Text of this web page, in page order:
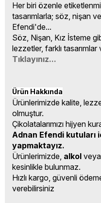
Her biri özenle
tasarımlarla; söz, nişan
Efendi'de...
Söz, Nişan, Kız İsteme
lezzetler, farklı
Tıklayınız...
Ürün Hakkında
Ürünlerimizde kalite,
olmuştur.
Çikolatalarımızı hijyen
Adnan Efendi kutuları
yapmaktayız.
Ürünlerimizde, alkol veya
kesinlikle bulunmaz.
Hızlı kargo, güvenli
verebilirsiniz